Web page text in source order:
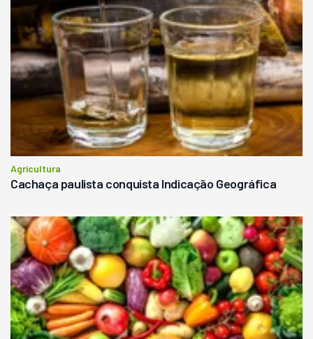
Agricultura
Cachaça paulista conquista Indicação Geográfica